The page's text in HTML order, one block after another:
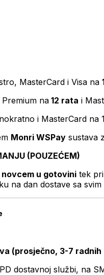
MasterCard i Visa na
na 12 rata i
i MasterCard na
Monri WSPay sustava
(POUZEĆEM)
novcem u gotovini tek
na dan dostave sa svim
(prosječno, 3-7 radnih
dostavnoj službi, na